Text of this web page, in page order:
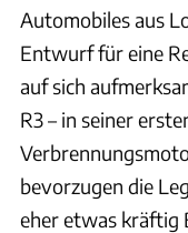
Automobiles aus
Entwurf für eine
auf sich
R3 – in seiner
bevorzugen die
eher etwas kräftig